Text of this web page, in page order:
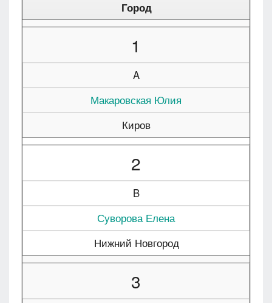
Город
1
A
Макаровская Юлия
Киров
2
B
Суворова Елена
Нижний Новгород
3